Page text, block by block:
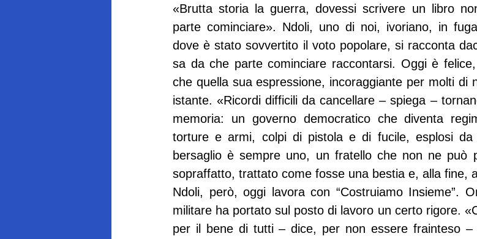
«Brutta storia la guerra, dovessi scrivere un libro
parte cominciare». Ndoli, uno di noi, ivoriano, in
dove è stato sovvertito il voto popolare, si racconta
sa da che parte cominciare raccontarsi. Oggi è
che quella sua espressione, incoraggiante per molti di
istante. «Ricordi difficili da cancellare – spiega –
memoria: un governo democratico che diventa
torture e armi, colpi di pistola e di fucile, esplosi da
bersaglio è sempre uno, un fratello che non ne può
sopraffatto, trattato come fosse una bestia e, alla fine,
Ndoli, però, oggi lavora con “Costruiamo Insieme”.
militare ha portato sul posto di lavoro un certo rigore.
per il bene di tutti – dice, per non essere frainteso –